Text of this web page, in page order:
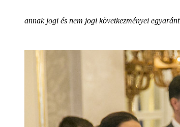
annak jogi és nem jogi következményei egyaránt